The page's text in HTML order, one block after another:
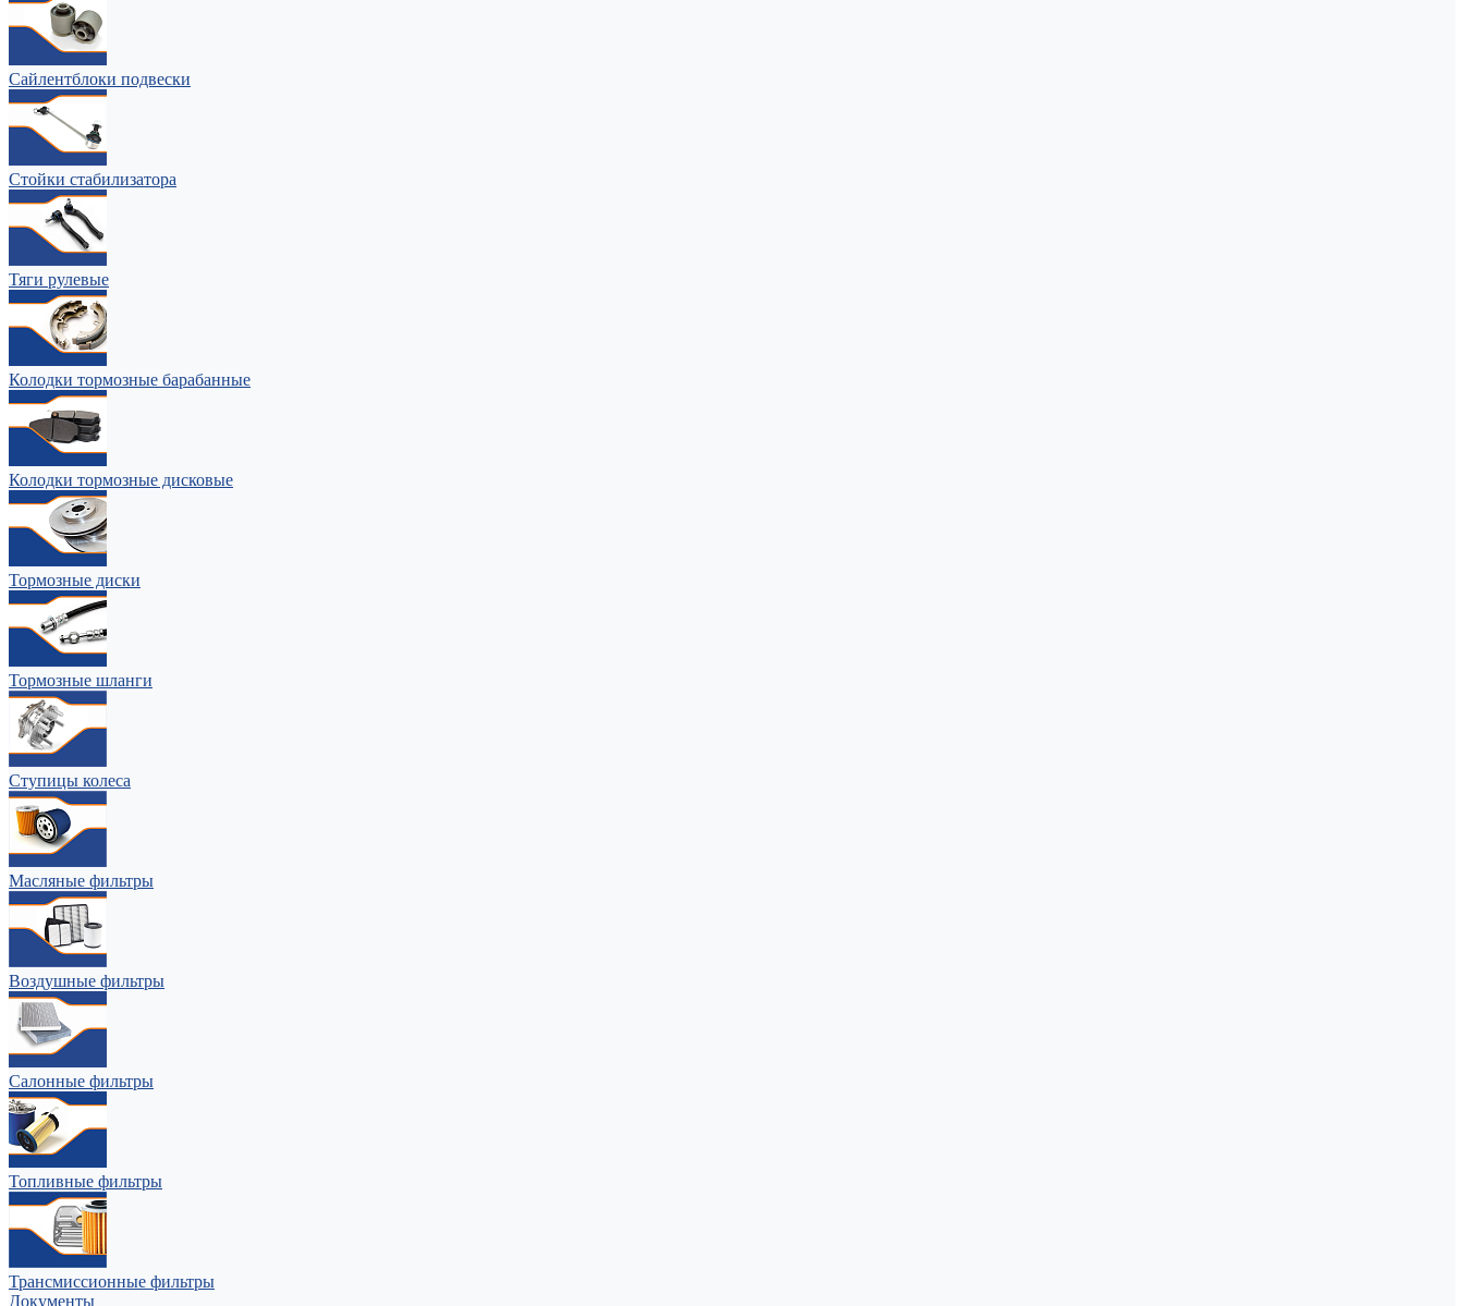
Сайлентблоки подвески
Стойки стабилизатора
Тяги рулевые
Колодки тормозные барабанные
Колодки тормозные дисковые
Тормозные диски
Тормозные шланги
Ступицы колеса
Масляные фильтры
Воздушные фильтры
Салонные фильтры
Топливные фильтры
Трансмиссионные фильтры
Документы